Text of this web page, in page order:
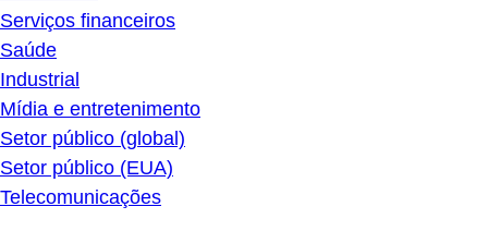
Serviços financeiros
Saúde
Industrial
Mídia e entretenimento
Setor público (global)
Setor público (EUA)
Telecomunicações